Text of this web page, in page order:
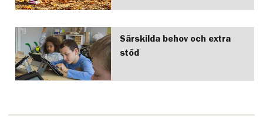
Särskilda behov och extra
stöd